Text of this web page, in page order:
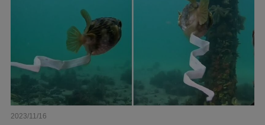
2023/11/16